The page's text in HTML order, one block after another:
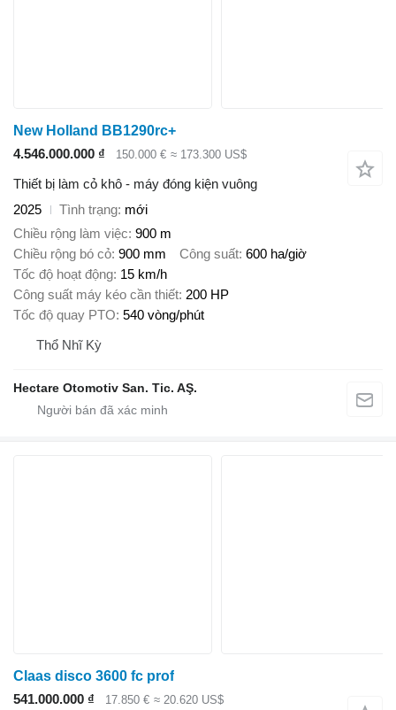
New Holland BB1290rc+
4.546.000.000 ₫
150.000 € ≈ 173.300 US$
Thiết bị làm cỏ khô - máy đóng kiện vuông
2025
Tình trạng mới
Chiều rộng làm việc 900 m
Chiều rộng bó cỏ 900 mm Công suất 600 ha/giờ
Tốc độ hoạt động 15 km/h
Công suất máy kéo cần thiết 200 HP
Tốc độ quay PTO 540 vòng/phút
Thổ Nhĩ Kỳ
Hectare Otomotiv San. Tic. AŞ.
Claas disco 3600 fc prof
541.000.000 ₫
17.850 € ≈ 20.620 US$